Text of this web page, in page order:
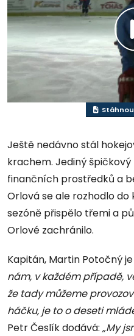
Ještě nedávno stál
krachem. Jediný
finančních prostředků a
Orlová se ale rozhodlo
sezóně přispělo třemi a
Orlové zachránilo.
Kapitán, Martin Potočný
nám, v každém případě,
že tady můžeme
háčku, je to o deseti
Petr Česlík dodává: „My